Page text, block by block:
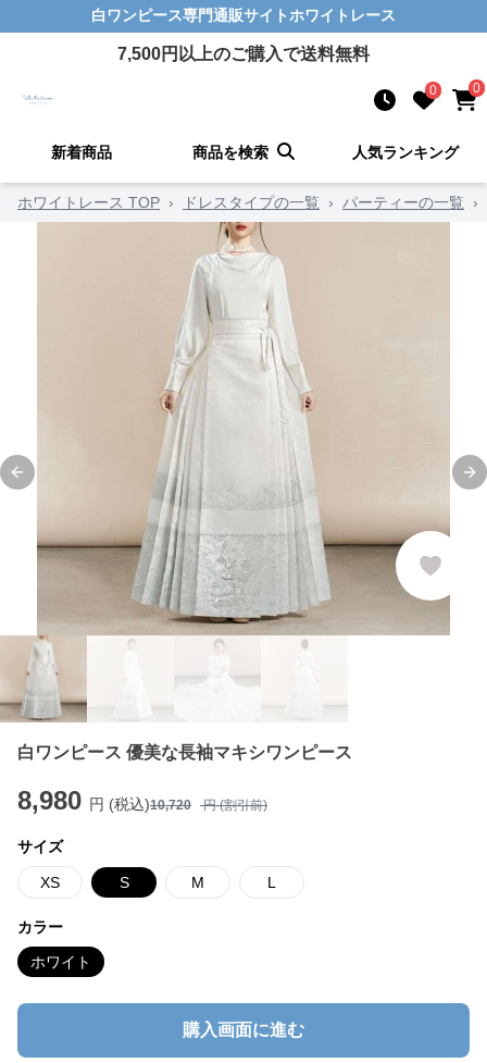
白ワンピース専門通販サイトホワイトレース
7,500円以上のご購入で送料無料
0 0
新着商品 商品を検索 人気ランキング
ホワイトレース TOP › ドレスタイプの一覧 › パーティーの一覧 ›
Previous slide
白ワンピース 優美な長袖マキシワンピース
8,980 円 (税込)10,720 円 (割引前)
サイズ
XS S M L
カラー
ホワイト
購入画面に進む